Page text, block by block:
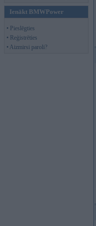
Ienākt BMWPower
• Pieslēgties
• Reģistrēties
• Aizmirsi paroli?